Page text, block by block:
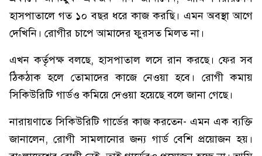
হাসপাতালে গত ১০ বছর ধরে কাজ করছি। এমন অবস্থা আগে
দেখিনি। রোগীর চাপে আমাদের ফুরসত মিলত না।
এখন কর্তৃপক্ষ বলছে, হাসপাতাল লসে রান করছে। ফের সব
ঠিকঠাক হলে তোমাদের কাজে নেওয়া হবে। রোগী কমায়
সিকিউরিটি গার্ডও কমিয়ে দেওয়া হয়েছে বলে জানা গেছে।
নারায়ণাতে সিকিউরিটি গার্ডের কাজ করতেন- এমন এক ব্যক্তি
জানালেন, রোগী সামলানোর জন্য গার্ড বেশি প্রয়োজন হয়।